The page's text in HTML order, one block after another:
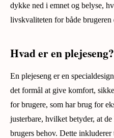
dykke ned i emnet og belyse,
livskvaliteten for både brugeren
Hvad er en plejeseng?
En plejeseng er en
det formål at give komfort,
for brugere, som har brug for
justerbare, hvilket betyder, at
brugers behov. Dette